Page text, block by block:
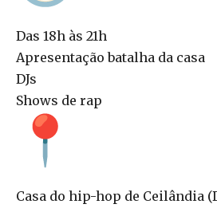
Das 18h às 21h
Apresentação batalha da casa
DJs
Shows de rap
Casa do hip-hop de Ceilândia